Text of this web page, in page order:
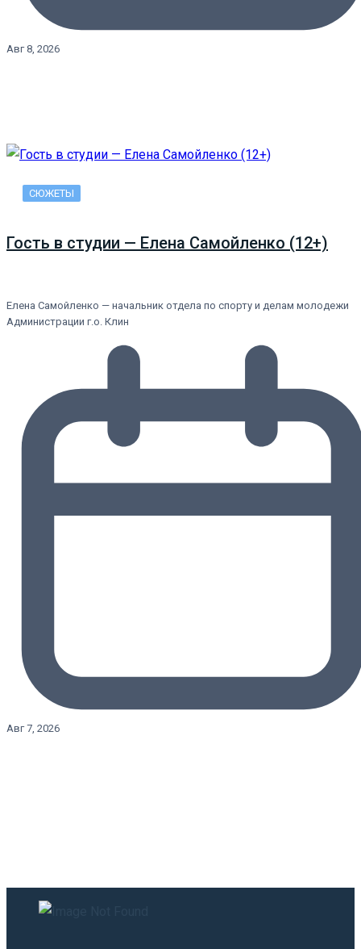
Авг 8, 2026
СЮЖЕТЫ
Гость в студии — Елена Самойленко (12+)
Елена Самойленко — начальник отдела по спорту и делам молодежи
Администрации г.о. Клин
Авг 7, 2026